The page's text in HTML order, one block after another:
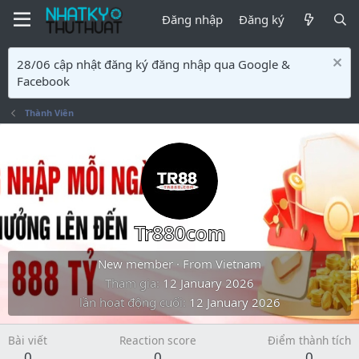
Đăng nhập Đăng ký
28/06 cập nhật đăng ký đăng nhập qua Google &
Facebook
Thành Viên
Tr880com
New member · From Vietnam
Tham gia 12 January 2026
lần hoạt động cuối 12 January 2026
Bài viết Reaction score Điểm thành tích